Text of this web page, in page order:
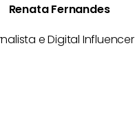
Renata Fernandes
e Digital Influencer